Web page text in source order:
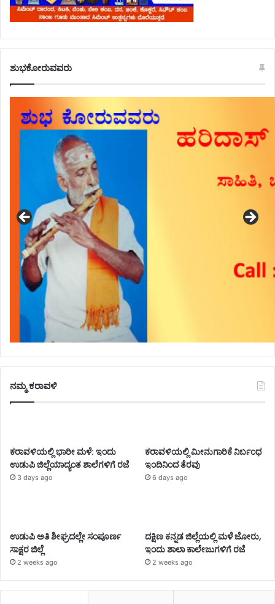
ಶುಭಕೋರುವವರು
ನಮ್ಮ ಕರಾವಳಿ
ಕರಾವಳಿಯಲ್ಲಿ ಭಾರೀ ಮಳೆ: ಇಂದು
ಉಡುಪಿ ಜಿಲ್ಲೆಯಾದ್ಯಂತ ಶಾಲೆಗಳಿಗೆ ರಜೆ
3 days ago
ಕರಾವಳಿಯಲ್ಲಿ ಮೀನುಗಾರಿಕೆ ನಿರ್ಬಂಧ
ಇಂದಿನಿಂದ ತೆರವು
6 days ago
ಉಡುಪಿ ಅತಿ ಶೀಘ್ರದಲ್ಲೇ ಸಂಪೂರ್ಣ
ಸಾಕ್ಷರ ಜಿಲ್ಲೆ
2 weeks ago
ದಕ್ಷಿಣ ಕನ್ನಡ ಜಿಲ್ಲೆಯಲ್ಲಿ ಮಳೆ ಜೋರು,
ಇಂದು ಶಾಲಾ ಕಾಲೇಜುಗಳಿಗೆ ರಜೆ
2 weeks ago